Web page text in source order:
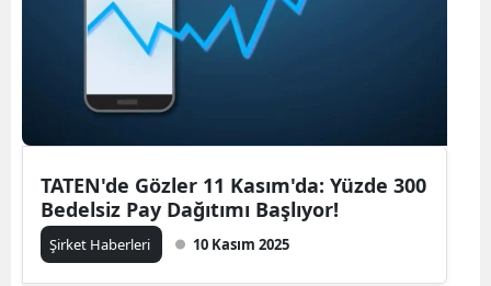
TATEN'de Gözler 11 Kasım'da: Yüzde 300
Bedelsiz Pay Dağıtımı Başlıyor!
Şirket Haberleri 10 Kasım 2025